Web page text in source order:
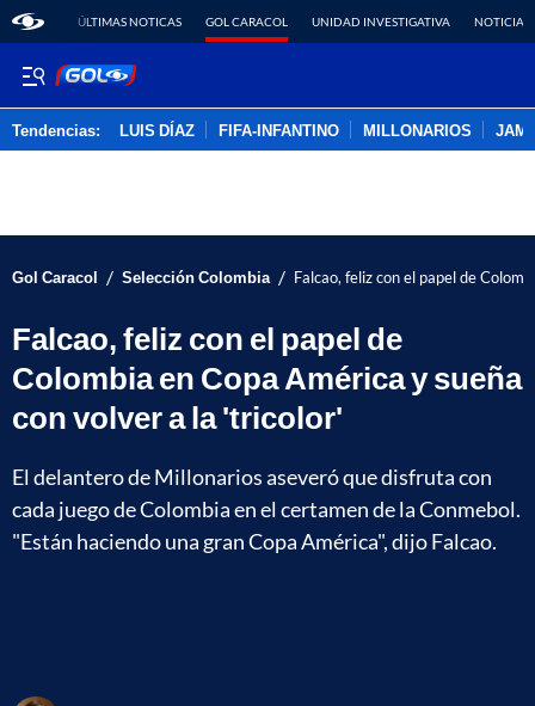
ÚLTIMAS NOTICAS GOL CARACOL UNIDAD INVESTIGATIVA NOTICIAS
Tendencias: LUIS DÍAZ FIFA-INFANTINO MILLONARIOS
Gol Caracol / Selección Colombia / Falcao, feliz con el papel de
Falcao, feliz con el papel de
Colombia en Copa América y sueña
con volver a la 'tricolor'
El delantero de Millonarios aseveró que disfruta con
cada juego de Colombia en el certamen de la Conmebol.
"Están haciendo una gran Copa América", dijo Falcao.